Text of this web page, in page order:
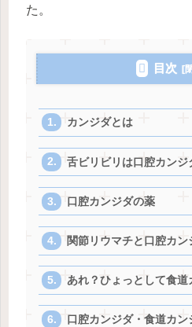
た。
目次
カンジダとは
舌ビリビリは口腔カンジ
口腔カンジダの薬
関節リウマチと口腔カン
あれ？ひょっとして食道
口腔カンジダ・食道カ